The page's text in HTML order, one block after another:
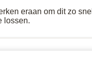
eraan om dit zo snel
lossen.